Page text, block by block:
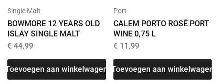
Single Malt
BOWMORE 12 YEARS OLD
ISLAY SINGLE MALT
€ 44,99
Toevoegen aan winkelwagen
Port
CALEM PORTO ROSÉ PORT
WINE 0,75 L
€11,99
Toevoegen aan winkelwagen